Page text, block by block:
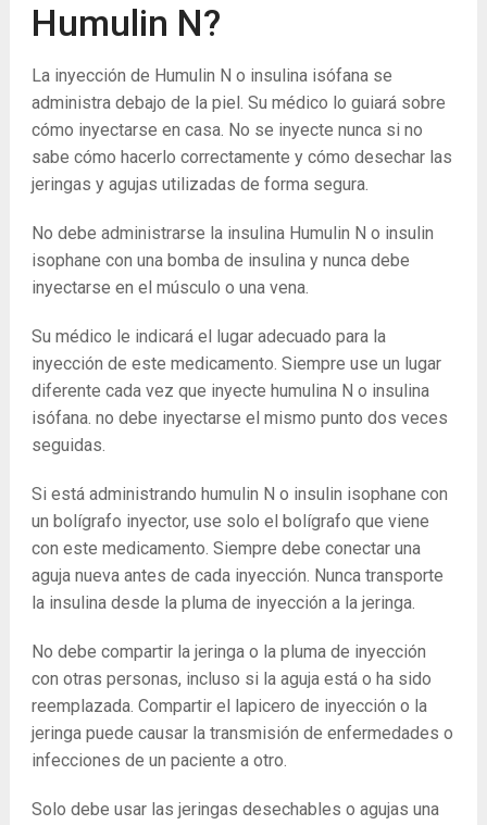
Humulin N?
La inyección de Humulin N o insulina isófana se
administra debajo de la piel. Su médico lo guiará sobre
cómo inyectarse en casa. No se inyecte nunca si no
sabe cómo hacerlo correctamente y cómo desechar las
jeringas y agujas utilizadas de forma segura.
No debe administrarse la insulina Humulin N o insulin
isophane con una bomba de insulina y nunca debe
inyectarse en el músculo o una vena.
Su médico le indicará el lugar adecuado para la
inyección de este medicamento. Siempre use un lugar
diferente cada vez que inyecte humulina N o insulina
isófana. no debe inyectarse el mismo punto dos veces
seguidas.
Si está administrando humulin N o insulin isophane con
un bolígrafo inyector, use solo el bolígrafo que viene
con este medicamento. Siempre debe conectar una
aguja nueva antes de cada inyección. Nunca transporte
la insulina desde la pluma de inyección a la jeringa.
No debe compartir la jeringa o la pluma de inyección
con otras personas, incluso si la aguja está o ha sido
reemplazada. Compartir el lapicero de inyección o la
jeringa puede causar la transmisión de enfermedades o
infecciones de un paciente a otro.
Solo debe usar las jeringas desechables o agujas una